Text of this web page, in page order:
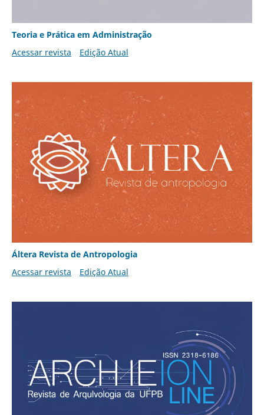
Teoria e Prática em Administração
Acessar revista
Edição Atual
Áltera Revista de Antropologia
Acessar revista
Edição Atual